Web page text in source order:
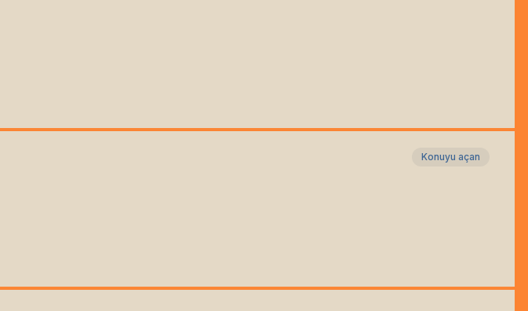
Konuyu açan